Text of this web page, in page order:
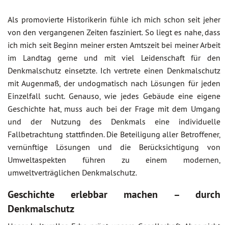
Als promovierte Historikerin fühle ich mich schon seit jeher
von den vergangenen Zeiten fasziniert. So liegt es nahe, dass
ich mich seit Beginn meiner ersten Amtszeit bei meiner Arbeit
im Landtag gerne und mit viel Leidenschaft für den
Denkmalschutz einsetzte. Ich vertrete einen Denkmalschutz
mit Augenmaß, der undogmatisch nach Lösungen für jeden
Einzelfall sucht. Genauso, wie jedes Gebäude eine eigene
Geschichte hat, muss auch bei der Frage mit dem Umgang
und der Nutzung des Denkmals eine individuelle
Fallbetrachtung stattfinden. Die Beteiligung aller Betroffener,
vernünftige Lösungen und die Berücksichtigung von
Umweltaspekten führen zu einem modernen,
umweltverträglichen Denkmalschutz.
Geschichte erlebbar machen – durch
Denkmalschutz